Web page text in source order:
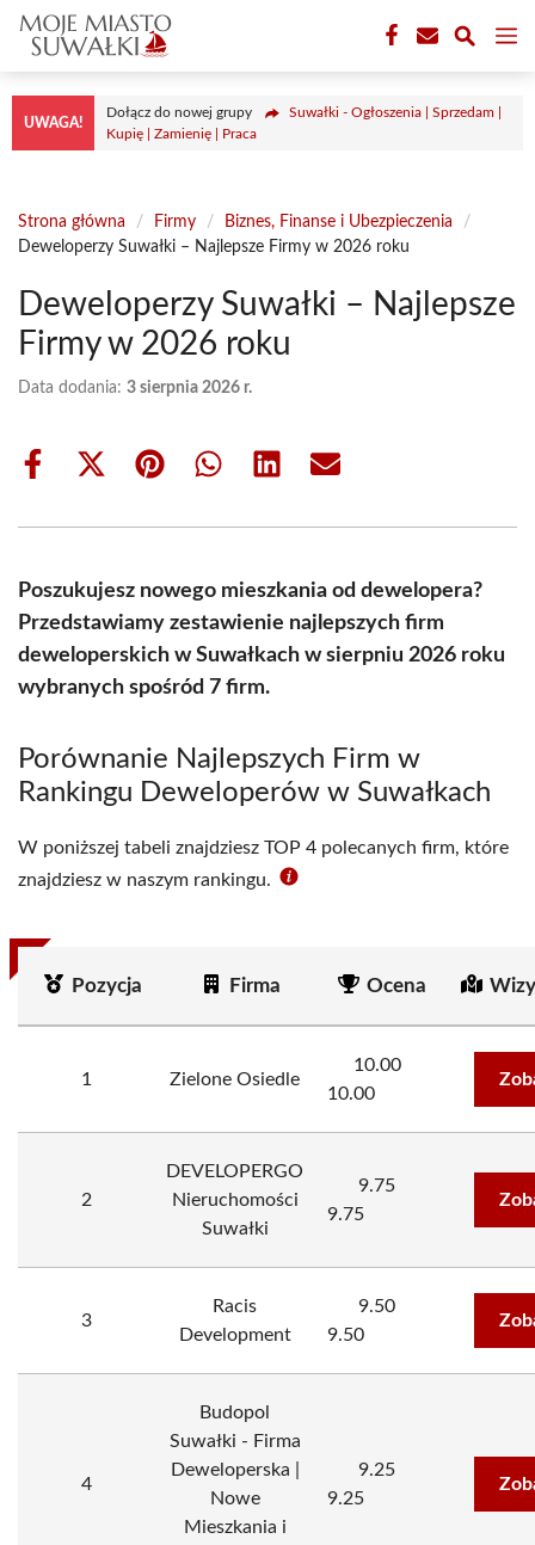
Przejdź
treści
UWAGA!
Dołącz do nowej grupy
Suwałki - Ogłoszenia | Sprzedam |
Kupię | Zamienię | Praca
Strona główna / Firmy / Biznes, Finanse i Ubezpieczenia
/
Deweloperzy Suwałki – Najlepsze Firmy w 2026 roku
Deweloperzy Suwałki – Najlepsze
Firmy w 2026 roku
Data dodania: 3 sierpnia 2026 r.
Share
Share
(Twitter)
Share Share Share Share
Poszukujesz nowego mieszkania od dewelopera?
Przedstawiamy zestawienie najlepszych firm
deweloperskich w Suwałkach w sierpniu 2026 roku
wybranych spośród 7 firm.
Porównanie Najlepszych Firm w
Rankingu Deweloperów w Suwałkach
W poniższej tabeli znajdziesz TOP 4 polecanych firm, które
znajdziesz w naszym rankingu.
Pozycja Firma Ocena
1 Zielone Osiedle
10.00
10.00
2
DEVELOPERGO
Nieruchomości
Suwałki
9.75
9.75
3
Racis
Development
9.50
9.50
4
Budopol
Suwałki - Firma
Deweloperska |
Nowe
Mieszkania i
9.25
9.25